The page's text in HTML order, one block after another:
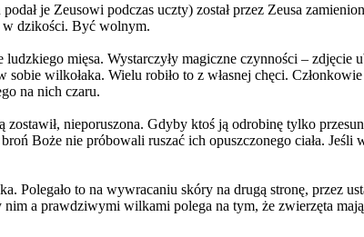
je Zeusowi podczas uczty) został przez Zeusa
w dzikości. Być wolnym.
mięsa. Wystarczyły magiczne czynności – zdjęcie
wilkołaka. Wielu robiło to z własnej chęci.
na nich czaru.
nieporuszona. Gdyby ktoś ją odrobinę tylko
Boże nie próbowali ruszać ich opuszczonego ciała. Jeśli
Polegało to na wywracaniu skóry na drugą stronę, przez
a prawdziwymi wilkami polega na tym, że zwierzęta